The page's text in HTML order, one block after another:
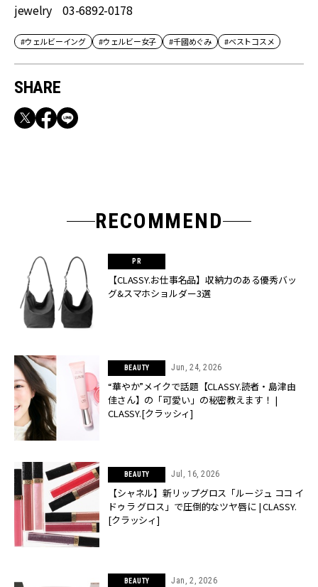
jewelry 03-6892-0178
#ウェルビーイング #ウェルビー女子 #千國めぐみ #ベストコスメ
SHARE
RECOMMEND
【CLASSY.お仕事名品】収納力のある優秀バッ
グ&スマホショルダー3選
BEAUTY Jun, 24, 2026
“華やか”メイクで話題【CLASSY.読者・島津由
佳さん】の「可愛い」の秘密教えます！ |
CLASSY.[クラッシィ]
BEAUTY Jul, 16, 2026
【シャネル】新リップグロス「ルージュ ココ イ
ドゥラ グロス」で圧倒的なツヤ唇に | CLASSY.
[クラッシィ]
BEAUTY Jan, 2, 2026